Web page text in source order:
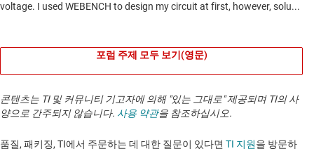
포럼 주제 모두 보기(영문)
콘텐츠는 TI 및 커뮤니티 기고자에 의해 "있는 그대로" 제공되며 TI의 사
양으로 간주되지 않습니다. 사용 약관을 참조하십시오.
품질, 패키징, TI에서 주문하는 데 대한 질문이 있다면 TI 지원을 방문하